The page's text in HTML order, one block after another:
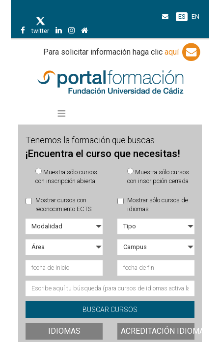
twitter
ES EN
Para solicitar información haga clic aquí
Tenemos la formación que buscas
¡Encuentra el curso que necesitas!
Muestra sólo cursos
con inscripción abierta
Muestra sólo cursos
con inscripción cerrada
Mostrar cursos con
reconocimiento ECTS
Mostrar sólo cursos de
idiomas
IDIOMAS ACREDITACIÓN IDIOMAS